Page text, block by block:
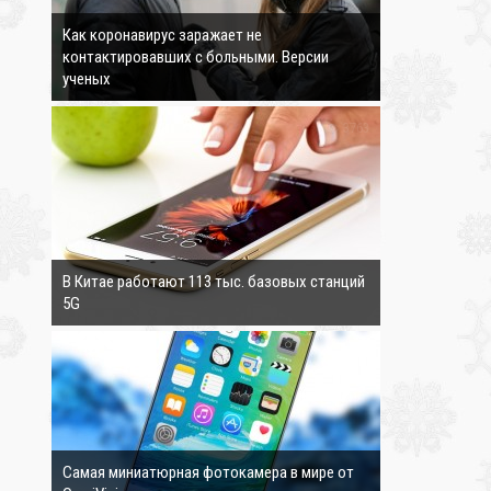
Как коронавирус заражает не
контактировавших с больными. Версии
ученых
3763
В Китае работают 113 тыс. базовых станций
5G
Самая миниатюрная фотокамера в мире от